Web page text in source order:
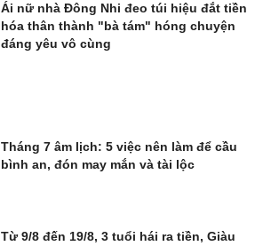
Ái nữ nhà Đông Nhi đeo túi hiệu đắt tiền
hóa thân thành "bà tám" hóng chuyện
đáng yêu vô cùng
Tháng 7 âm lịch: 5 việc nên làm để cầu
bình an, đón may mắn và tài lộc
Từ 9/8 đến 19/8, 3 tuổi hái ra tiền, Giàu